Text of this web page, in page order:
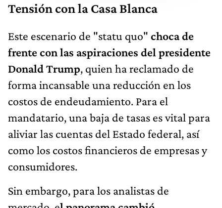
Tensión con la Casa Blanca
Este escenario de "statu quo" choca de
frente con las aspiraciones del presidente
Donald Trump, quien ha reclamado de
forma incansable una reducción en los
costos de endeudamiento. Para el
mandatario, una baja de tasas es vital para
aliviar las cuentas del Estado federal, así
como los costos financieros de empresas y
consumidores.
Sin embargo, para los analistas de